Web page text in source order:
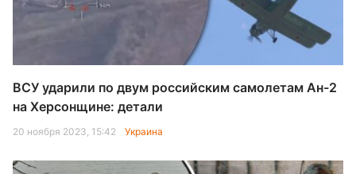
ВСУ ударили по двум российским самолетам Ан-2
на Херсонщине: детали
20 ноября 2023, 15:42 Украина